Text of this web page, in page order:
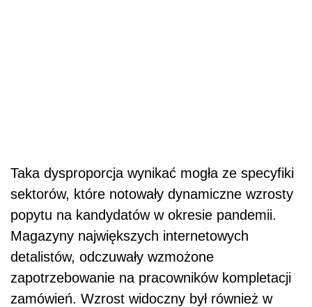
Taka dysproporcja wynikać mogła ze specyfiki
sektorów, które notowały dynamiczne wzrosty
popytu na kandydatów w okresie pandemii.
Magazyny największych internetowych
detalistów, odczuwały wzmożone
zapotrzebowanie na pracowników kompletacji
zamówień. Wzrost widoczny był również w